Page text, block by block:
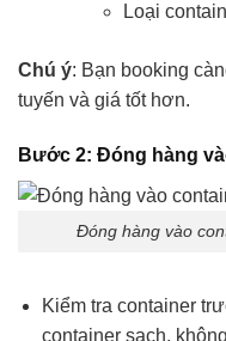
Loại
Chú ý: Bạn booking
tuyến và giá tốt hơn.
Bước 2: Đóng hàng
Đóng hàng vào
Kiểm tra container
container sạch,